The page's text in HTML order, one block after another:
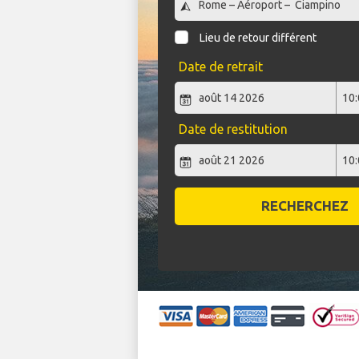
Lieu de retour différent
Date de retrait
Date de restitution
RECHERCHEZ